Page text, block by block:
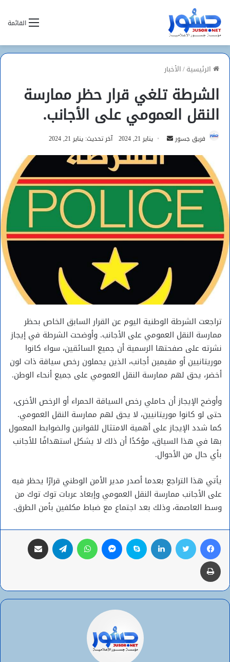
القائمة
الرئيسية/الأخبار
الشرطة تلغي قرار حظر ممارسة
النقل العمومي على الأجانب.
فريق جسور
أرسل
إلكترونيا
يناير 21, 2024 آخر تحديث: يناير 21, 2024
تراجعت الشرطة الوطنية اليوم عن القرار السابق الخاص بحظر
ممارسة النقل العمومي على الأجانب. وأوضحت الشرطة في إيجاز
نشرته على صفحتها الرسمية أن جميع السائقين، سواء كانوا
موريتانيين أو مقيمين أجانب، الذين يحملون رخص سياقة ذات لون
أخضر، يحق لهم ممارسة النقل العمومي على جميع أنحاء الوطن.
وأوضح الإيجاز أن حاملي رخص السياقة الحمراء أو الرخص الأخرى،
حتى لو كانوا موريتانيين، لا يحق لهم ممارسة النقل العمومي.
كما شدد الإيجاز على أهمية الامتثال للقوانين والضوابط المعمول
بها في هذا السياق، مؤكدًا أن ذلك لا يشكل استهدافًا للأجانب
بأي حال من الأحوال.
يأتي هذا التراجع بعدما أصدر مدير الأمن الوطني قرارًا يحظر فيه
على الأجانب ممارسة النقل العمومي وإبعاد عربات توك توك من
وسط العاصمة، وذلك بعد اجتماع مع ضباط مكلفين بأمن الطرق.
فيسبوك تويتر لينكدإن سكايب ماسنجر واتساب تيلقرام
طباعة